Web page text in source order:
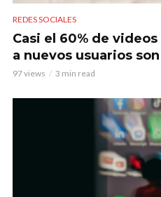
REDES SOCIALES
Casi el 60% de
a nuevos usuarios
97 views 3 min read